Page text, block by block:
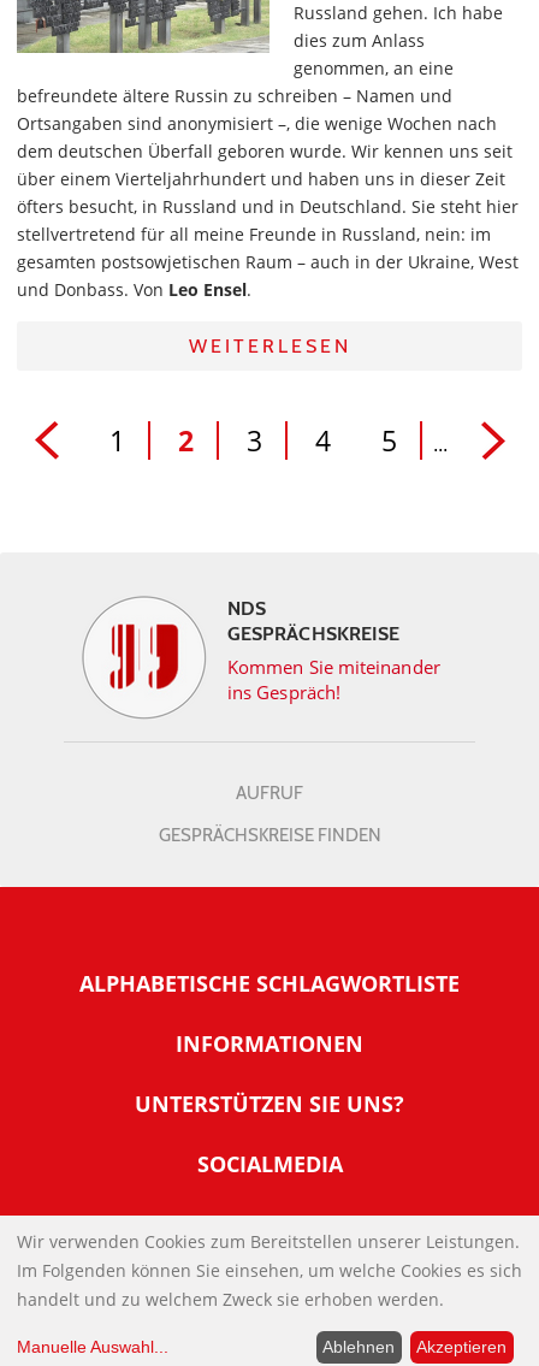
Russland gehen. Ich habe
dies zum Anlass
genommen, an eine
befreundete ältere Russin zu schreiben – Namen und
Ortsangaben sind anonymisiert –, die wenige Wochen nach
dem deutschen Überfall geboren wurde. Wir kennen uns seit
über einem Vierteljahrhundert und haben uns in dieser Zeit
öfters besucht, in Russland und in Deutschland. Sie steht hier
stellvertretend für all meine Freunde in Russland, nein: im
gesamten postsowjetischen Raum – auch in der Ukraine, West
und Donbass. Von Leo Ensel.
WEITERLESEN
1 2 3 4 5 ...
NDS
GESPRÄCHSKREISE
Kommen Sie miteinander
ins Gespräch!
AUFRUF
GESPRÄCHSKREISE FINDEN
ALPHABETISCHE SCHLAGWORTLISTE
INFORMATIONEN
Warum NachDenkSeiten
Tipps zur Nutzung der NachDenkSeiten
Banner und E-Mail-Signaturen
Links
Kontakt
Impressum
UNTERSTÜTZEN SIE UNS?
Werden Sie Fördermitglied
Spenden Sie Online
SOCIALMEDIA
IMPRESSUM
DATENSCHUTZERKLÄRUNG
Wir verwenden Cookies zum Bereitstellen unserer Leistungen.
Im Folgenden können Sie einsehen, um welche Cookies es sich
handelt und zu welchem Zweck sie erhoben werden.
Manuelle Auswahl... Ablehnen Akzeptieren